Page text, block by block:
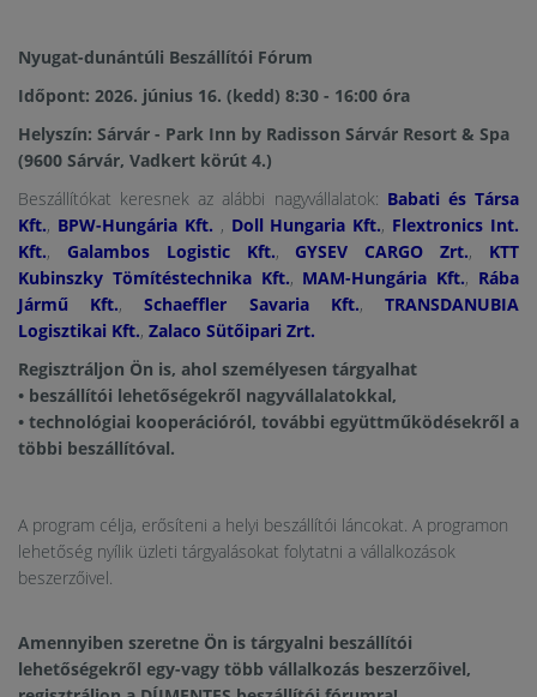
Nyugat-dunántúli Beszállítói Fórum
Időpont: 2026. június 16. (kedd) 8:30 - 16:00 óra
Helyszín: Sárvár - Park Inn by Radisson Sárvár Resort & Spa
(9600 Sárvár, Vadkert körút 4.)
Beszállítókat keresnek az alábbi nagyvállalatok: Babati és Társa
Kft., BPW-Hungária Kft. , Doll Hungaria Kft., Flextronics Int.
Kft., Galambos Logistic Kft., GYSEV CARGO Zrt., KTT
Kubinszky Tömítéstechnika Kft., MAM-Hungária Kft., Rába
Jármű Kft.,Schaeffler Savaria Kft.,TRANSDANUBIA
Logisztikai Kft., Zalaco Sütőipari Zrt.
Regisztráljon Ön is, ahol személyesen tárgyalhat
• beszállítói lehetőségekről nagyvállalatokkal,
• technológiai kooperációról, további együttműködésekről a
többi beszállítóval.
A program célja, erősíteni a helyi beszállítói láncokat. A programon
lehetőség nyílik üzleti tárgyalásokat folytatni a vállalkozások
beszerzőivel.
Amennyiben szeretne Ön is tárgyalni beszállítói
lehetőségekről egy-vagy több vállalkozás beszerzőivel,